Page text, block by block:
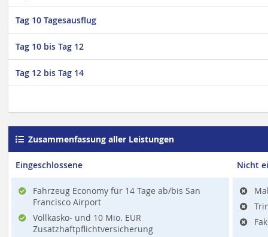
Tag 10 Tagesausflug
Tag 10 bis Tag 12
Tag 12 bis Tag 14
Zusammenfassung aller Leistungen
Eingeschlossene
Fahrzeug Economy für 14 Tage ab/bis San
Francisco Airport
Vollkasko- und 10 Mio. EUR
Zusatzhaftpflichtversicherung
Nicht